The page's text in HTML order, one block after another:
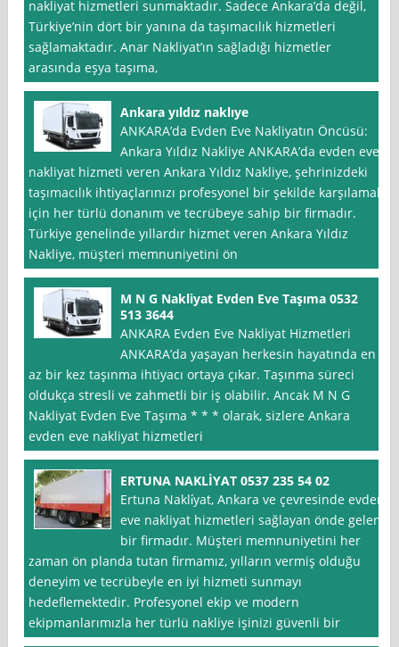
nakliyat hizmetleri sunmaktadır. Sadece Ankara’da değil,
Türkiye’nin dört bir yanına da taşımacılık hizmetleri
sağlamaktadır. Anar Nakliyat’ın sağladığı hizmetler
arasında eşya taşıma,
Ankara yıldız naklıye
ANKARA’da Evden Eve Nakliyatın Öncüsü:
Ankara Yıldız Nakliye ANKARA’da evden eve
nakliyat hizmeti veren Ankara Yıldız Nakliye, şehrinizdeki
taşımacılık ihtiyaçlarınızı profesyonel bir şekilde karşılamak
için her türlü donanım ve tecrübeye sahip bir firmadır.
Türkiye genelinde yıllardır hizmet veren Ankara Yıldız
Nakliye, müşteri memnuniyetini ön
M N G Nakliyat Evden Eve Taşıma 0532
513 3644
ANKARA Evden Eve Nakliyat Hizmetleri
ANKARA’da yaşayan herkesin hayatında en
az bir kez taşınma ihtiyacı ortaya çıkar. Taşınma süreci
oldukça stresli ve zahmetli bir iş olabilir. Ancak M N G
Nakliyat Evden Eve Taşıma * * * olarak, sizlere Ankara
evden eve nakliyat hizmetleri
ERTUNA NAKLİYAT 0537 235 54 02
Ertuna Nakli̇yat, Ankara ve çevresinde evden
eve nakliyat hizmetleri sağlayan önde gelen
bir firmadır. Müşteri memnuniyetini her
zaman ön planda tutan firmamız, yılların vermiş olduğu
deneyim ve tecrübeyle en iyi hizmeti sunmayı
hedeflemektedir. Profesyonel ekip ve modern
ekipmanlarımızla her türlü nakliye işinizi güvenli bir